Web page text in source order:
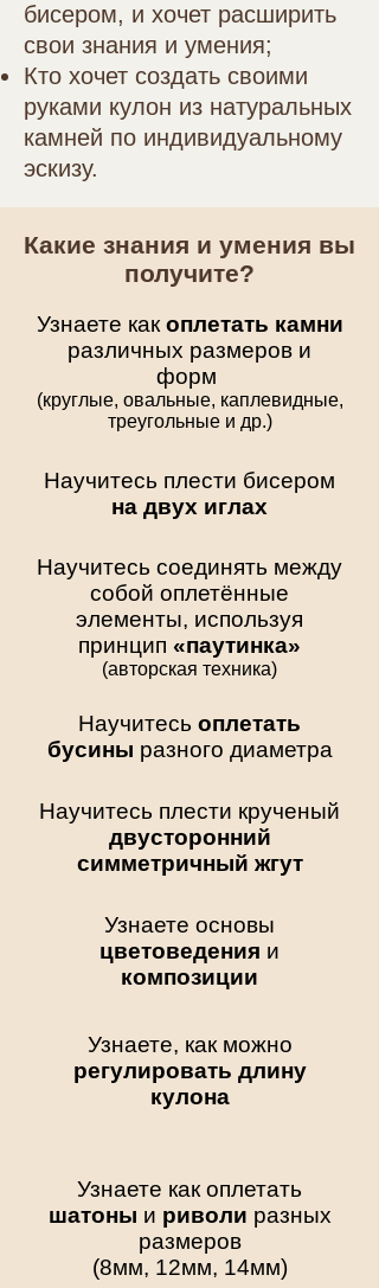
бисером, и хочет расширить
свои знания и умения;
Кто хочет создать своими
руками кулон из натуральных
камней по индивидуальному
эскизу.
Какие знания и умения вы
получите?
Узнаете как оплетать камни
различных размеров и
форм
(круглые, овальные, каплевидные,
треугольные и др.)
Научитесь плести бисером
на двух иглах
Научитесь соединять между
собой оплетённые
элементы, используя
принцип «паутинка»
(авторская техника)
Научитесь оплетать
бусины разного диаметра
Научитесь плести крученый
двусторонний
симметричный жгут
Узнаете основы
цветоведения и
композиции
Узнаете, как можно
регулировать длину
кулона
Узнаете как оплетать
шатоны и риволи разных
размеров
(8мм, 12мм, 14мм)